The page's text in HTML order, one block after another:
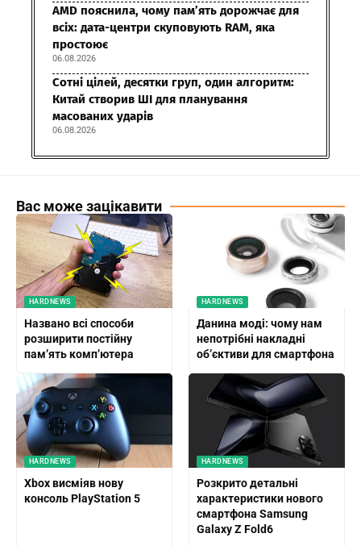
AMD пояснила, чому пам’ять дорожчає для
всіх: дата-центри скуповують RAM, яка
простоює
06.08.2026
Сотні цілей, десятки груп, один алгоритм:
Китай створив ШІ для планування
масованих ударів
06.08.2026
Вас може зацікавити
HARDNEWS
Названо всі способи
розширити постійну
пам’ять комп’ютера
HARDNEWS
Данина моді: чому нам
непотрібні накладні
об’єктиви для смартфона
HARDNEWS
Xbox висміяв нову
консоль PlayStation 5
HARDNEWS
Розкрито детальні
характеристики нового
смартфона Samsung
Galaxy Z Fold6